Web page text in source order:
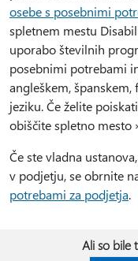
osebe s posebnimi
spletnem mestu
uporabo številnih
posebnimi potrebami
angleškem,
jeziku. Če želite
obiščite spletno mesto
Če ste vladna
v podjetju, se obrnite
potrebami za podjetja.
Ali so bile